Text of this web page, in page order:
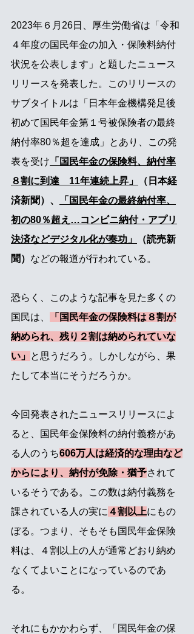
2023年６月26日、厚生労働省は「令和
４年度の国民年金の加入・保険料納付
状況を公表します」と題したニュース
リリースを発表した。このリリースの
サブタイトルは「日本年金機構発足後
初めて国民年金第１号被保険者の最終
納付率80％超を達成」とあり、この発
表を受け 「国民年金の保険料、納付率
８割に到達　11年連続上昇」
（日本経
済新聞）、
「国民年金の最終納付率、
初の80％超え…コンビニ納付・アプリ
決済などデジタル化が奏功」
（読売新
聞） などの報道が行われている。
恐らく、このような記事を見た多くの
国民は、
「国民年金の保険料は８割が
納められ、残り２割は納められていな
い」 と思うだろう。しかしながら、果
たして本当にそうだろうか。
今回発表されたニュースリリースによ
ると、国民年金保険料の納付義務があ
る人のうち606万人は経済的な理由など
からにより、納付が免除・猶予されて
いるそうである。この数は納付義務を
課されている人の実に ４割以上にもの
ぼる。つまり、そもそも国民年金保険
料は、４割以上の人が通常どおり納め
なくてよいことになっているのであ
る。
それにもかかわらず、「国民年金の保